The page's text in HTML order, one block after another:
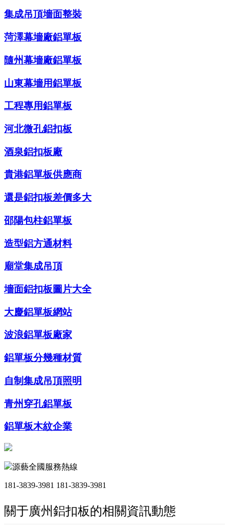
集成吊頂墻面整裝
菏澤幕墻廠鋁單板
隨州幕墻廠鋁單板
山東幕墻用鋁單板
工程專用鋁單板
河北微孔鋁扣板
酒泉鋁扣板廠
貴港鋁單板供應商
還是鋁扣板差價多大
邵陽包柱鋁單板
造型鋁方通材料
廟堂集成吊頂
墻面鋁扣板圖片大全
大慶鋁單板網站
波浪鋁單板廠家
鋁單板分幾種材質
自制集成吊頂照明
青州穿孔鋁單板
鋁單板木紋企業
源藝全國服務熱線
181-3839-3981 181-3839-3981
關于廣州鋁扣板的相關資訊動態